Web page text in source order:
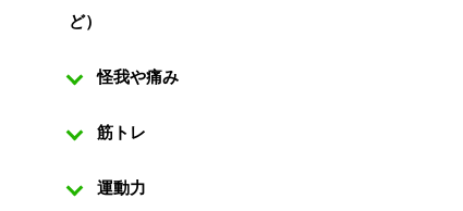
ど）
怪我や痛み
筋トレ
運動力